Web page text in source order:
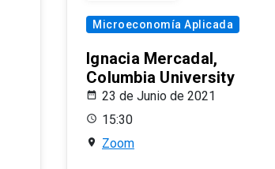
Microeconomía Aplicada
Ignacia Mercadal,
Columbia University
23 de Junio de 2021
15:30
Zoom